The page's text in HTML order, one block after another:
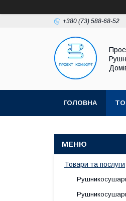
+380 (73) 588-68-52
ГОЛОВНА
Товари та послуги